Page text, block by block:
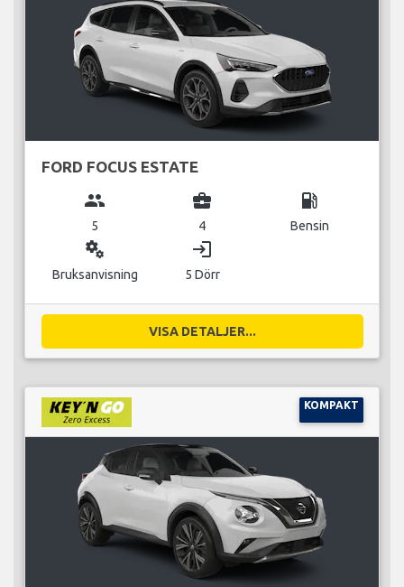
FORD FOCUS ESTATE
group
5
business_center
4
local_gas_station
Bensin
miscellaneous_services
Bruksanvisning
login
5 Dörr
VISA DETALJER...
KOMPAKT